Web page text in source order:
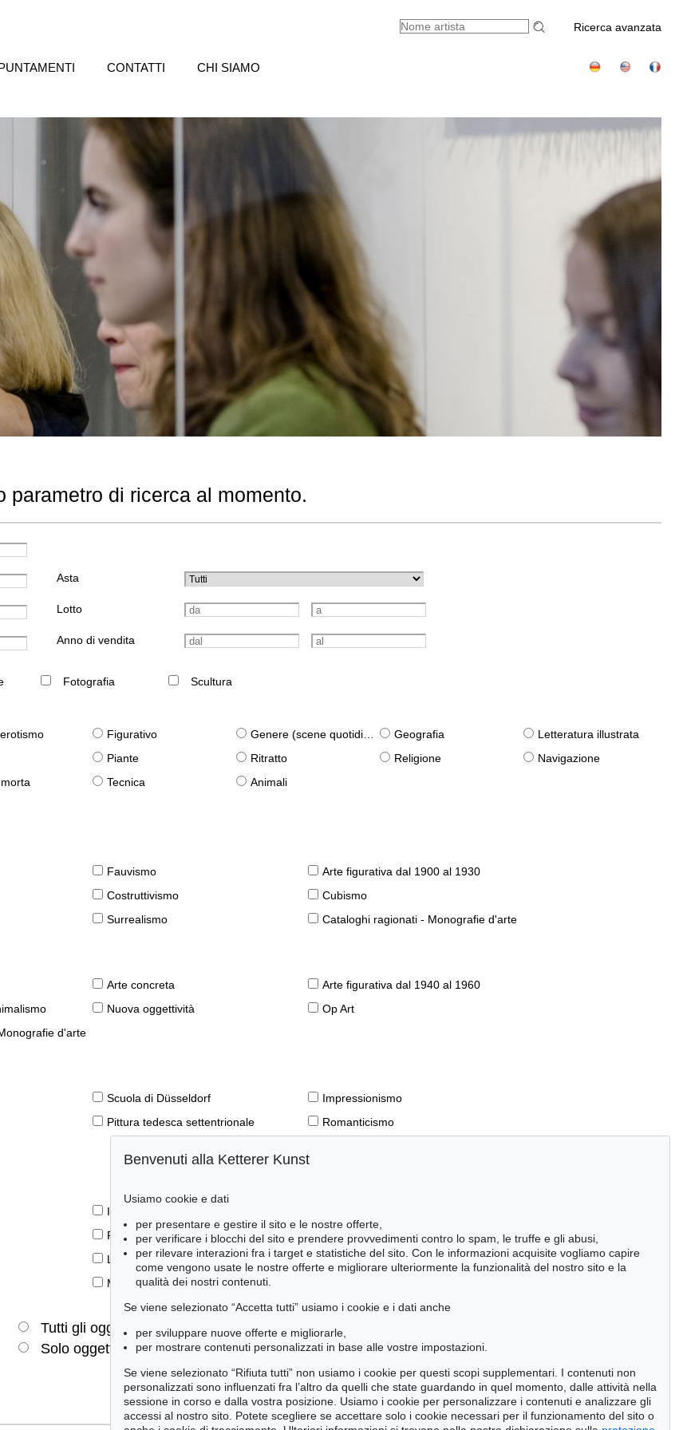
Ricerca avanzata
CONTATTI CHI SIAMO
di ricerca al momento.
Asta
Lotto
Anno di vendita
Fotografia Scultura
Figurativo Genere (scene quotidiane) Geografia
Letteratura illustrata
Piante Ritratto Religione
Navigazione
Tecnica Animali
Fauvismo
Arte figurativa dal 1900 al 1930
Costruttivismo
Cubismo
Surrealismo Cataloghi ragionati - Monografie d'arte
Arte concreta
Arte figurativa dal 1940 al 1960
Nuova oggettività
Op Art
d'arte
Scuola di Düsseldorf
Impressionismo
Pittura tedesca settentrionale
Romanticismo
Il libro e la modernità
Prime edizioni
Manoscritti antichi
Lifestyle
Pietre miliari delle scienze naturali
Meraviglie della natura
Tutti gli oggetti
Solo offerte attuali
Solo oggetti venduti
Benvenuti alla Ketterer Kunst
Usiamo cookie e dati
per presentare e gestire il sito e le nostre offerte,
per verificare i blocchi del sito e prendere provvedimenti contro lo spam, le truffe e gli abusi,
per rilevare interazioni fra i target e statistiche del sito. Con le informazioni acquisite vogliamo capire
come vengono usate le nostre offerte e migliorare ulteriormente la funzionalità del nostro sito e la
qualità dei nostri contenuti.
Se viene selezionato “Accetta tutti” usiamo i cookie e i dati anche
per sviluppare nuove offerte e migliorarle,
per mostrare contenuti personalizzati in base alle vostre impostazioni.
Se viene selezionato “Rifiuta tutti” non usiamo i cookie per questi scopi supplementari. I contenuti non
personalizzati sono influenzati fra l’altro da quelli che state guardando in quel momento, dalle attività nella
sessione in corso e dalla vostra posizione. Usiamo i cookie per personalizzare i contenuti e analizzare gli
accessi al nostro sito. Potete scegliere se accettare solo i cookie necessari per il funzionamento del sito o